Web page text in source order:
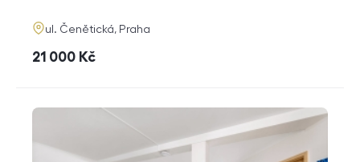
adresa
ul. Čenětická, Praha
cena
21 000 Kč